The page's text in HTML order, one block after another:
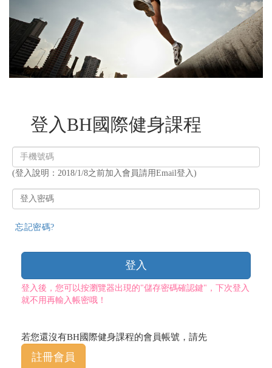
登入BH國際健身課程
入
帳
號
(登入說明：2018/1/8之前加入會員請用Email登入)
入
碼
忘記密碼?
登入
登入後，您可以按瀏覽器出現的"儲存密碼確認鍵"，下次登入
就不用再輸入帳密哦！
若您還沒有BH國際健身課程的會員帳號，請先
註冊會員